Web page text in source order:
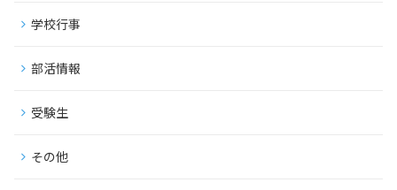
学校行事
部活情報
受験生
その他